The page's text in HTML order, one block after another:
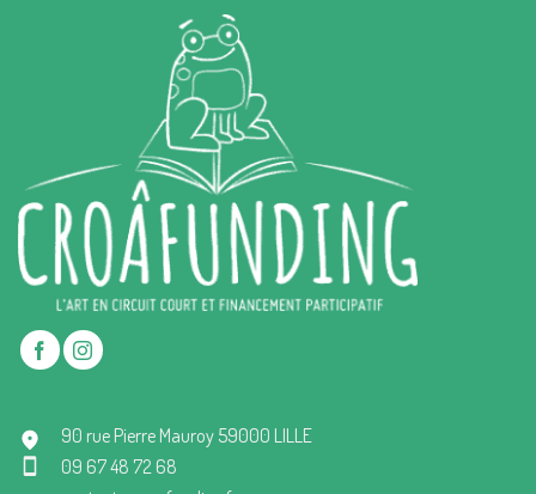
90 rue Pierre Mauroy 59000 LILLE
09 67 48 72 68